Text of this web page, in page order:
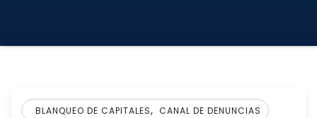
BLANQUEO DE CAPITALES, CANAL DE DENUNCIAS